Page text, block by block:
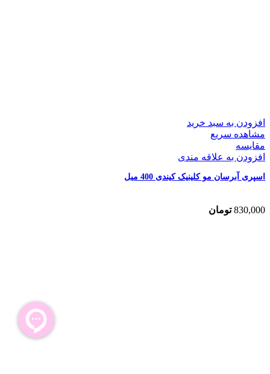
افزودن به سبد خرید
مشاهده سریع
مقایسه
افزودن به علاقه مندی
اسپری آبرسان مو کلینیک کیندی 400 میل
830,000 تومان